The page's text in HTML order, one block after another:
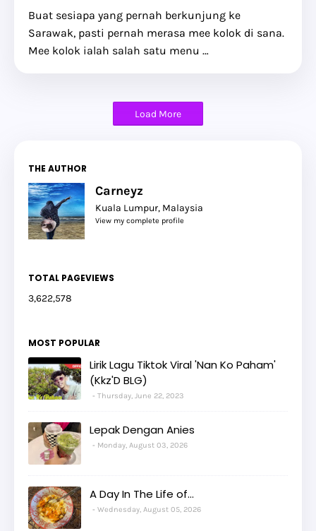
Buat sesiapa yang pernah berkunjung ke
Sarawak, pasti pernah merasa mee kolok di sana.
Mee kolok ialah salah satu menu …
Load More
THE AUTHOR
Carneyz
Kuala Lumpur, Malaysia
View my complete profile
TOTAL PAGEVIEWS
3,622,578
MOST POPULAR
Lirik Lagu Tiktok Viral 'Nan Ko Paham'
(Kkz'D BLG)
Thursday, June 22, 2023
Lepak Dengan Anies
Monday, August 03, 2026
A Day In The Life of...
Wednesday, August 05, 2026